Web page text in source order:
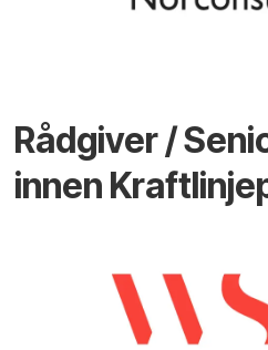
Rådgiver /
innen